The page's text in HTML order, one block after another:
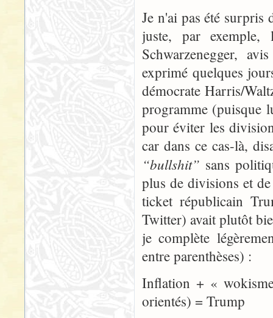
Je n'ai pas été surpris
juste, par
Schwarzenegger,
exprimé quelques
démocrate Harris/
programme (puisque
pour éviter les
car dans ce cas-là,
“bullshit” sans
plus de divisions et
ticket républicain
Twitter) avait plutôt
je complète
entre parenthèses) :
Inflation + «
orientés) = Trump